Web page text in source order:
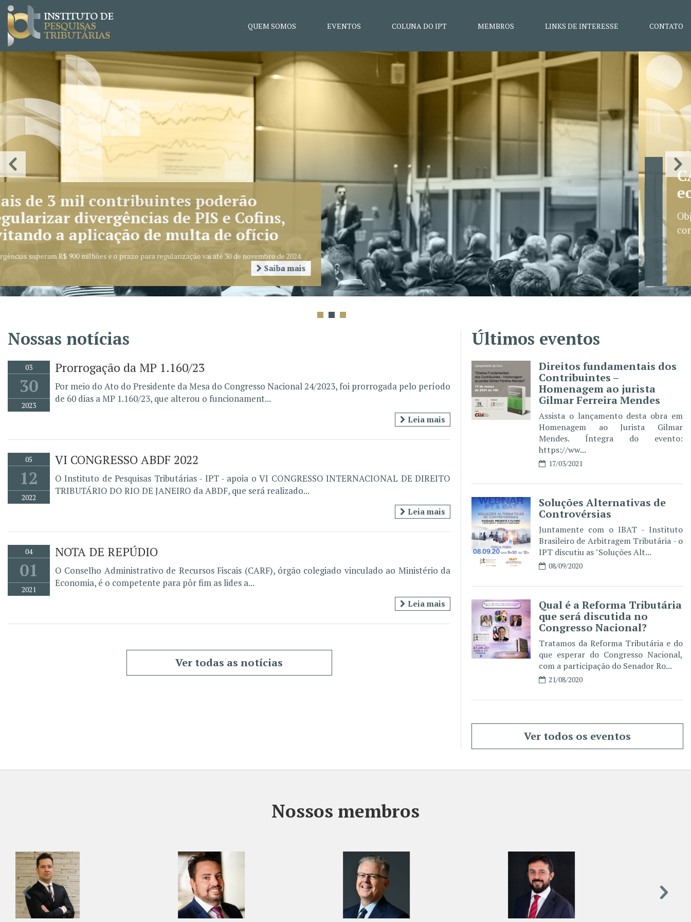
QUEM SOMOS EVENTOS COLUNA DO IPT MEMBROS LINKS DE INTERESSE CONTATO
CARF aprova 16 novas súmulas; grupo
econômico está entre os temas
Objetivo dos enunciados é trazer agilidade ao julgamento e redução de
controvérsias entre contribuintes e Administração Pública.
Saiba mais
Nossas notícias
03
30
2023
Prorrogação da MP 1.160/23
Por meio do Ato do Presidente da Mesa do Congresso Nacional 24/2023, foi prorrogada pelo período
de 60 dias a MP 1.160/23, que alterou o funcionament...
Leia mais
05
12
2022
VI CONGRESSO ABDF 2022
O Instituto de Pesquisas Tributárias - IPT - apoia o VI CONGRESSO INTERNACIONAL DE DIREITO
TRIBUTÁRIO DO RIO DE JANEIRO da ABDF, que será realizado...
Leia mais
04
01
2021
NOTA DE REPÚDIO
O Conselho Administrativo de Recursos Fiscais (CARF), órgão colegiado vinculado ao Ministério da
Economia, é o competente para pôr fim as lides a...
Leia mais
Ver todas as notícias
Últimos eventos
Direitos fundamentais dos
Contribuintes –
Homenagem ao jurista
Gilmar Ferreira Mendes
Assista o lançamento desta obra em
Homenagem ao Jurista Gilmar
Mendes. Íntegra do evento:
https://ww...
17/03/2021
Soluções Alternativas de
Controvérsias
Juntamente com o IBAT - Instituto
Brasileiro de Arbitragem Tributária - o
IPT discutiu as "Soluções Alt...
08/09/2020
Qual é a Reforma Tributária
que será discutida no
Congresso Nacional?
Tratamos da Reforma Tributária e do
que esperar do Congresso Nacional,
com a participação do Senador Ro...
21/08/2020
Ver todos os eventos
Nossos membros